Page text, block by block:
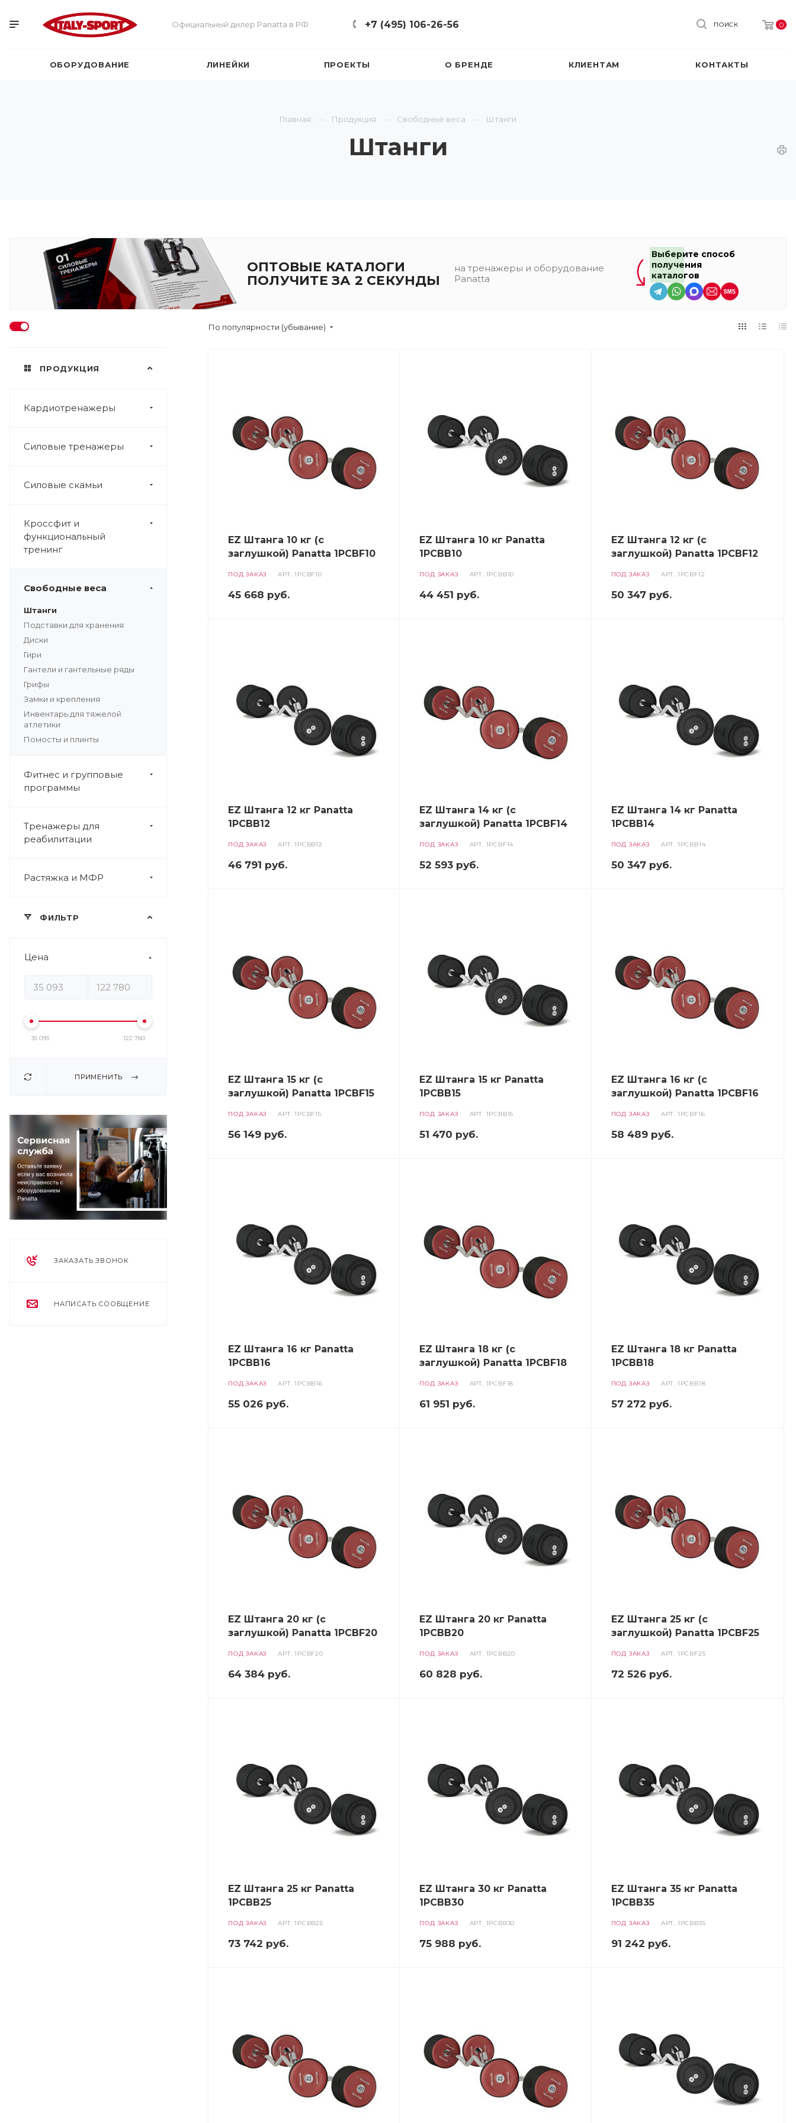
Официальный дилер Panatta в РФ +7 (495) 106-26-56 0
ПОИСК
ОБОРУДОВАНИЕ ЛИНЕЙКИ ПРОЕКТЫ О БРЕНДЕ КЛИЕНТАМ КОНТАКТЫ
Главная Продукция Свободные веса Штанги
Штанги
ОПТОВЫЕ КАТАЛОГИ
ПОЛУЧИТЕ ЗА 2 СЕКУНДЫ
на тренажеры и оборудование
Panatta
Выберите способ
получения
каталогов
ПРОДУКЦИЯ
Кардиотренажеры
Силовые тренажеры
Силовые скамьи
Кроссфит и
функциональный
тренинг
Свободные веса
Штанги
Подставки для хранения
Диски
Гири
Гантели и гантельные ряды
Грифы
Замки и крепления
Инвентарь для тяжелой
атлетики
Помосты и плинты
Фитнес и групповые
программы
Тренажеры для
реабилитации
Растяжка и МФР
ФИЛЬТР
Цена
35 093 122 780
ПРИМЕНИТЬ
ЗАКАЗАТЬ ЗВОНОК
НАПИСАТЬ СООБЩЕНИЕ
По популярности (убывание)
EZ Штанга 10 кг (с
заглушкой) Panatta 1PCBF10
ПОД ЗАКАЗ АРТ.1PCBF10
45 668 руб.
EZ Штанга 10 кг Panatta
1PCBB10
ПОД ЗАКАЗ АРТ. 1PCBB10
44 451 руб.
EZ Штанга 12 кг (с
заглушкой) Panatta 1PCBF12
ПОД ЗАКАЗ АРТ. 1PCBF12
50 347 руб.
EZ Штанга 12 кг Panatta
1PCBB12
ПОД ЗАКАЗ АРТ.1PCBB12
46 791 руб.
EZ Штанга 14 кг (с
заглушкой) Panatta 1PCBF14
ПОД ЗАКАЗ АРТ. 1PCBF14
52 593 руб.
EZ Штанга 14 кг Panatta
1PCBB14
ПОД ЗАКАЗ АРТ. 1PCBB14
50 347 руб.
EZ Штанга 15 кг (с
заглушкой) Panatta 1PCBF15
ПОД ЗАКАЗ АРТ.1PCBF15
56 149 руб.
EZ Штанга 15 кг Panatta
1PCBB15
ПОД ЗАКАЗ АРТ. 1PCBB15
51 470 руб.
EZ Штанга 16 кг (с
заглушкой) Panatta 1PCBF16
ПОД ЗАКАЗ АРТ. 1PCBF16
58 489 руб.
EZ Штанга 16 кг Panatta
1PCBB16
ПОД ЗАКАЗ АРТ.1PCBB16
55 026 руб.
EZ Штанга 18 кг (с
заглушкой) Panatta 1PCBF18
ПОД ЗАКАЗ АРТ. 1PCBF18
61 951 руб.
EZ Штанга 18 кг Panatta
1PCBB18
ПОД ЗАКАЗ АРТ. 1PCBB18
57 272 руб.
EZ Штанга 20 кг (с
заглушкой) Panatta 1PCBF20
ПОД ЗАКАЗ АРТ.1PCBF20
64 384 руб.
EZ Штанга 20 кг Panatta
1PCBB20
ПОД ЗАКАЗ АРТ. 1PCBB20
60 828 руб.
EZ Штанга 25 кг (с
заглушкой) Panatta 1PCBF25
ПОД ЗАКАЗ АРТ. 1PCBF25
72 526 руб.
EZ Штанга 25 кг Panatta
1PCBB25
ПОД ЗАКАЗ АРТ.1PCBB25
73 742 руб.
EZ Штанга 30 кг Panatta
1PCBB30
ПОД ЗАКАЗ АРТ. 1PCBB30
75 988 руб.
EZ Штанга 35 кг Panatta
1PCBB35
ПОД ЗАКАЗ АРТ. 1PCBB35
91 242 руб.